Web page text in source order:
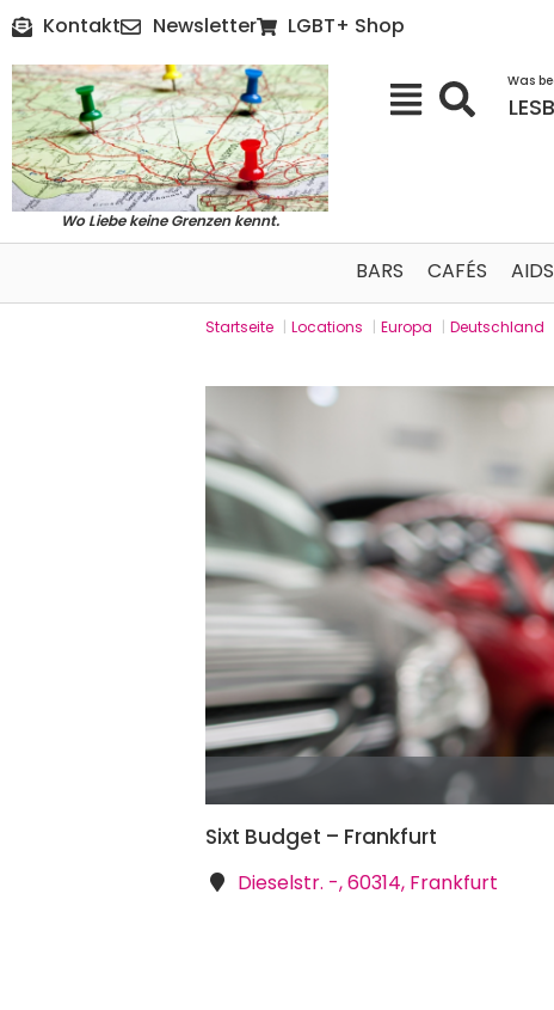
Kontakt Newsletter LGBT+ Shop
Wo Liebe keine Grenzen kennt.
Was
BARS CAFÉS
Startseite | Locations | Europa | Deutschland
Sixt Budget – Frankfurt
Dieselstr. -, 60314, Frankfurt